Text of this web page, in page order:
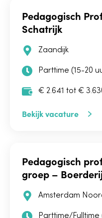
Pedagogisch
Schatrijk
Zaandijk
Parttime (15-20
€ 2.641 tot €
Bekijk vacature
Pedagogisch
groep –
Amsterdam
Parttime/